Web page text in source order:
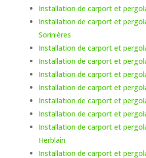
Installation de carport et
Installation de carport et
Sorinières
Installation de carport et
Installation de carport et
Installation de carport et
Installation de carport et
Installation de carport et
Installation de carport et
Installation de carport et
Herblain
Installation de carport et